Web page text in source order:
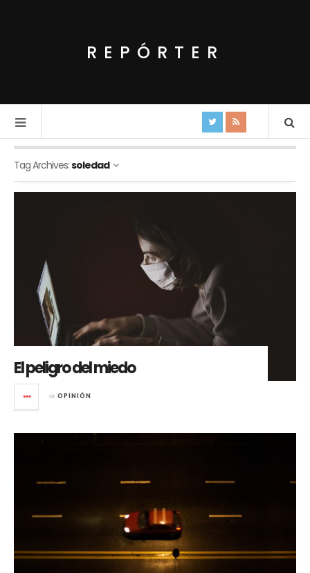
REPÓRTER
Tag Archives:soledad
El peligro del miedo
in OPINIÓN